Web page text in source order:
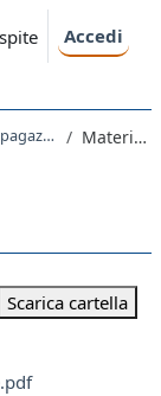
Accedi
Il suono e la sua propagazione Materiale
Scarica cartella